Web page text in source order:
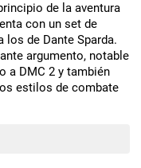
de la aventura
con un set de
de Dante Sparda.
argumento, notable
a DMC 2 y también
estilos de combate